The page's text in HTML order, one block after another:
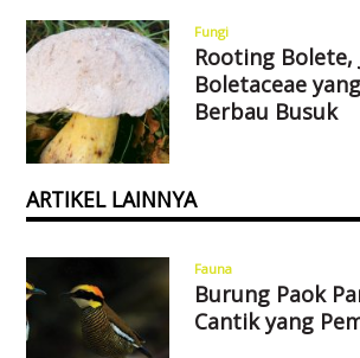
Fungi
Rooting Bolete,
Boletaceae
Berbau Busuk
ARTIKEL LAINNYA
Fauna
Burung Paok
Cantik yang